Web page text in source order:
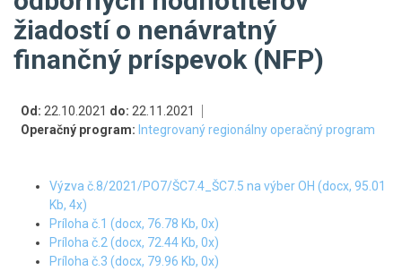
menu
Skočiť
na
pätičku
žiadostí o nenávratný
finančný príspevok (NFP)
Od: 22.10.2021 do: 22.11.2021
Operačný program: Integrovaný regionálny operačný program
Výzva č.8/2021/PO7/ŠC7.4_ŠC7.5 na výber OH (docx, 95.01
Kb, 4x)
Príloha č.1 (docx, 76.78 Kb, 0x)
Príloha č.2 (docx, 72.44 Kb, 0x)
Príloha č.3 (docx, 79.96 Kb, 0x)